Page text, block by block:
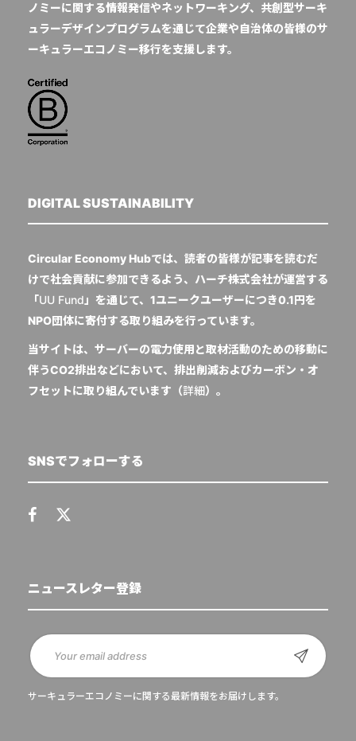
ノミーに関する情報発信やネットワーキング、共創型サーキ
ュラーデザインプログラムを通じて企業や自治体の皆様のサ
ーキュラーエコノミー移行を支援します。
DIGITAL SUSTAINABILITY
Circular Economy Hubでは、読者の皆様が記事を読むだ
けで社会貢献に参加できるよう、ハーチ株式会社が運営する
「UU Fund 」を通じて、1ユニークユーザーにつき0.1円を
NPO団体に寄付する取り組みを行っています。
当サイトは、サーバーの電力使用と取材活動のための移動に
伴うCO2排出などにおいて、排出削減およびカーボン・オ
フセットに取り組んでいます（詳細）。
SNSでフォローする
ニュースレター登録
サーキュラーエコノミーに関する最新情報をお届けします。